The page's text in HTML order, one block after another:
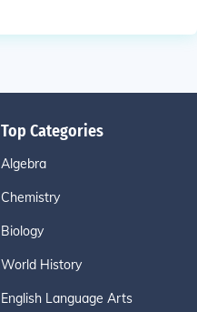
Top Categories
Algebra
Chemistry
Biology
World History
English Language Arts